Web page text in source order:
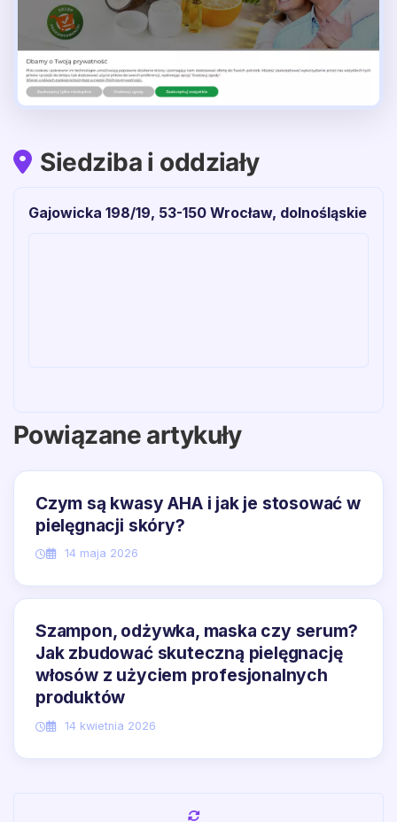
Siedziba i oddziały
Gajowicka 198/19, 53-150 Wrocław, dolnośląskie
Powiązane artykuły
Czym są kwasy AHA i jak je stosować w
pielęgnacji skóry?
14 maja 2026
Szampon, odżywka, maska czy serum?
Jak zbudować skuteczną pielęgnację
włosów z użyciem profesjonalnych
produktów
14 kwietnia 2026